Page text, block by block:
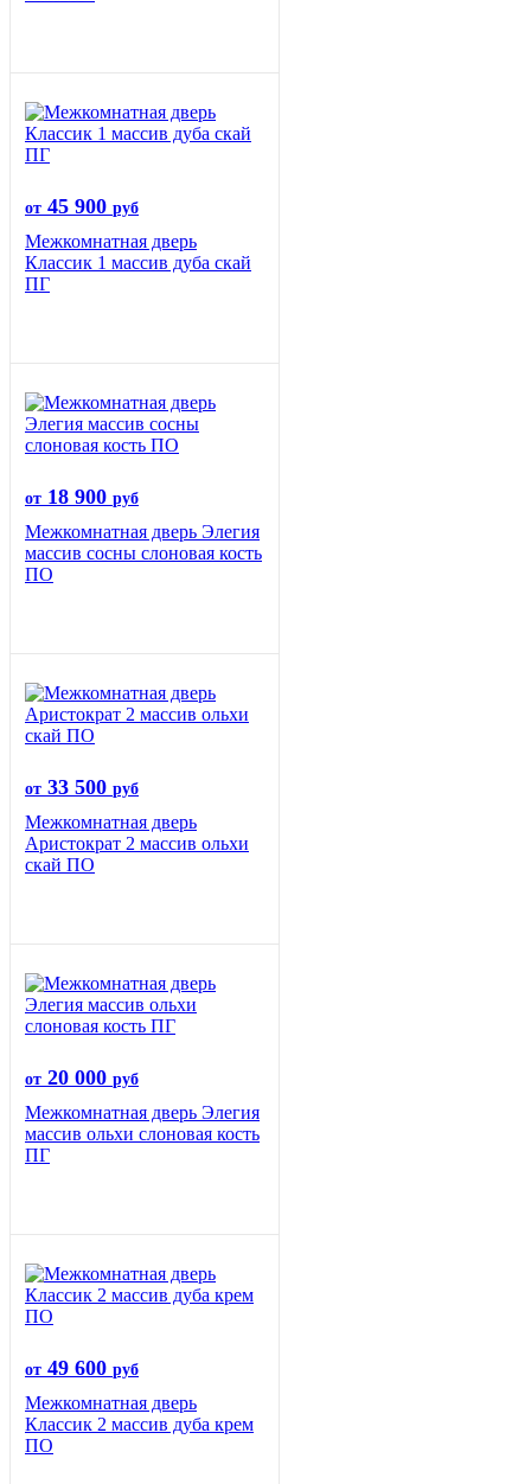
от 45 900 руб
Межкомнатная дверь
Классик 1 массив дуба скай
ПГ
от 18 900 руб
Межкомнатная дверь Элегия
массив сосны слоновая кость
ПО
от 33 500 руб
Межкомнатная дверь
Аристократ 2 массив ольхи
скай ПО
от 20 000 руб
Межкомнатная дверь Элегия
массив ольхи слоновая кость
ПГ
от 49 600 руб
Межкомнатная дверь
Классик 2 массив дуба крем
ПО